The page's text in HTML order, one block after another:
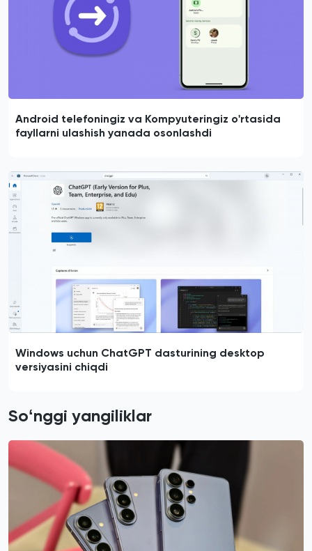
Android telefoningiz va Kompyuteringiz o'rtasida
fayllarni ulashish yanada osonlashdi
Windows uchun ChatGPT dasturining desktop
versiyasini chiqdi
Soʻnggi yangiliklar